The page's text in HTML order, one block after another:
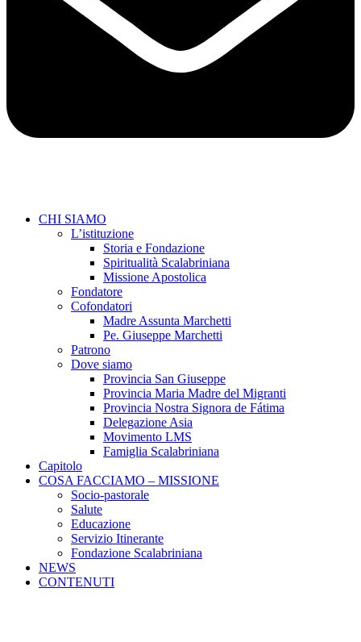
CHI SIAMO
L’istituzione
Storia e Fondazione
Spiritualità Scalabriniana
Missione Apostolica
Fondatore
Cofondatori
Madre Assunta Marchetti
Pe. Giuseppe Marchetti
Patrono
Dove siamo
Provincia San Giuseppe
Provincia Maria Madre del Migranti
Provincia Nostra Signora de Fátima
Delegazione Asia
Movimento LMS
Famiglia Scalabriniana
Capitolo
COSA FACCIAMO – MISSIONE
Socio-pastorale
Salute
Educazione
Servizio Itinerante
Fondazione Scalabriniana
NEWS
CONTENUTI